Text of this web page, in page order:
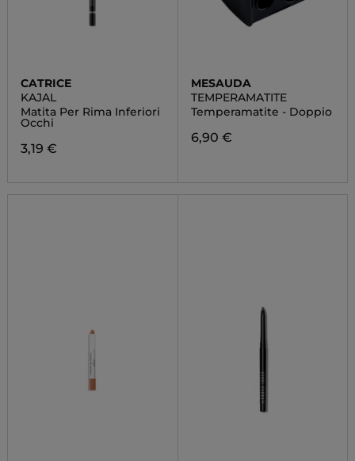
CATRICE
KAJAL
Matita Per Rima Inferiori
Occhi
3,19 €
MESAUDA
TEMPERAMATITE
Temperamatite - Doppio
6,90 €